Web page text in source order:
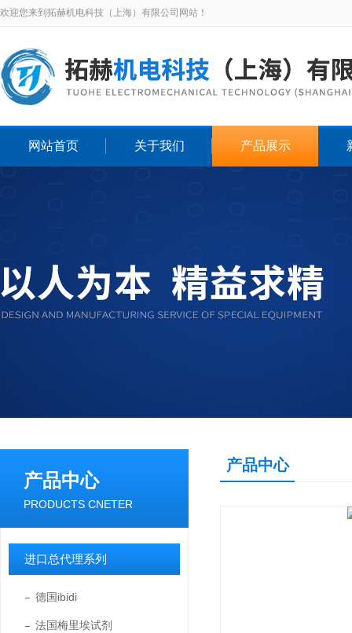
欢迎您来到拓赫机电科技（上海）有限公司网站！
网站首页 关于我们 产品展示
产品中心
PRODUCTS CNETER
进口总代理系列
德国ibidi
法国梅里埃试剂
产品中心